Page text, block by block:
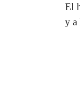
El
y a